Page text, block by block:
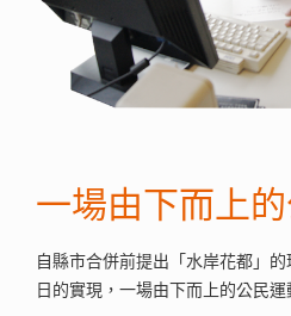
一場由下而上
自縣市合併前提出「水岸花都」
日的實現，一場由下而上的公民運